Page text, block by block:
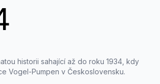
historii sahající až do roku 1934, kdy
Vogel-Pumpen v Československu.